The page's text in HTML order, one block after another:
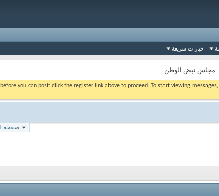
خيارات سريعة
مجلس نبض الوطن
before you can post: click the register link above to proceed. To start viewing
صفحة 1001 من 2682